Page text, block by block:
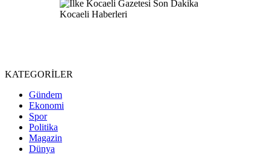
KATEGORİLER
Gündem
Ekonomi
Spor
Politika
Magazin
Dünya